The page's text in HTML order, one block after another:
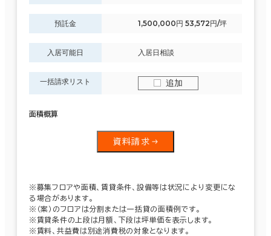
預託金 1,500,000円 53,572円/坪
入居可能日 入居日相談
一括請求リスト 追加
面積概算
資料請求
※募集フロアや面積、賃貸条件、設備等は状況により変更にな
る場合があります。
※（案）のフロアは分割または一括貸の面積例です。
※賃貸条件の上段は月額、下段は坪単価を表示します。
※賃料、共益費は別途消費税の対象となります。